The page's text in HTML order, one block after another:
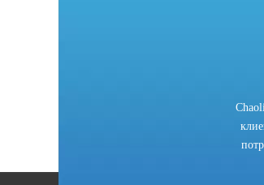
В качестве инструмента для